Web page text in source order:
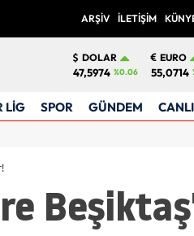
ARŞİV İLETİŞİM
DOLAR
47,5974 %0.06
EURO
55,0714
LİG SPOR GÜNDEM